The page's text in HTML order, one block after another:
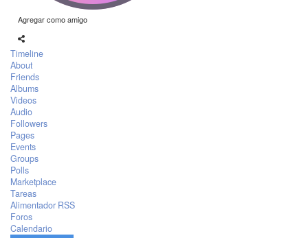
Agregar como amigo
Timeline
About
Friends
Albums
Videos
Audio
Followers
Pages
Events
Groups
Polls
Marketplace
Tareas
Alimentador RSS
Foros
Calendario